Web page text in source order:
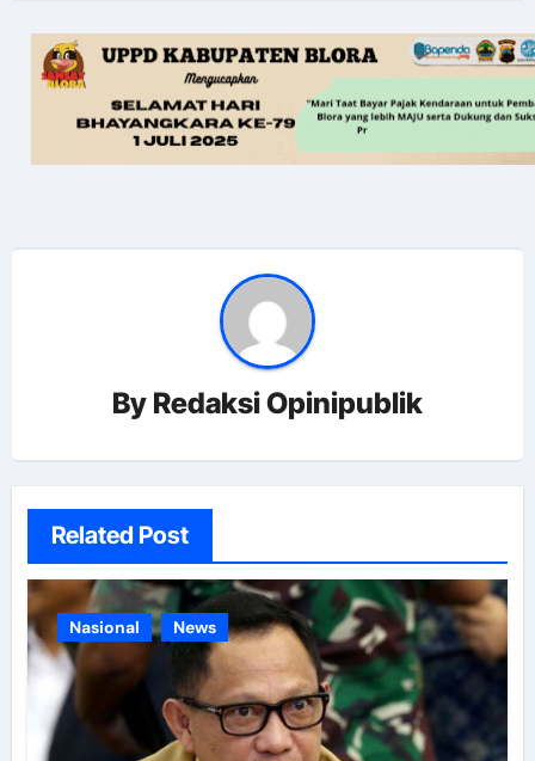
By Redaksi Opinipublik
Related Post
Nasional News